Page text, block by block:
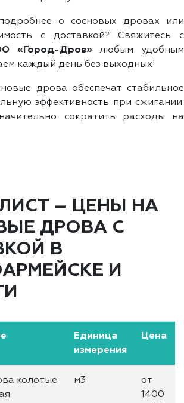
о сосновых дровах или
с доставкой? Свяжитесь с
«Город-Дров» любым удобным
каждый день без выходных!
дрова обеспечат стабильное
эффективность при сжигании.
сократить расходы на
– ЦЕНЫ НА
ДРОВА С
В
И
Единица
измерения
Цена
колотые
м3
от
1400